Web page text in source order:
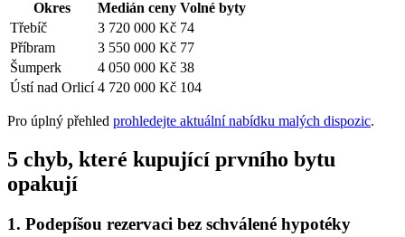
Okres Medián ceny Volné byty
Třebíč
3 720 000 Kč 74
Příbram
3 550 000 Kč 77
Šumperk
4 050 000 Kč 38
Ústí nad Orlicí 4 720 000 Kč 104
Pro úplný přehled prohledejte aktuální nabídku malých dispozic.
5 chyb, které kupující prvního bytu
opakují
1. Podepíšou rezervaci bez schválené hypotéky